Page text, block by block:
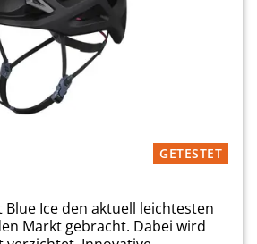
GETESTET
Ice den aktuell leichtesten
Markt gebracht. Dabei wird